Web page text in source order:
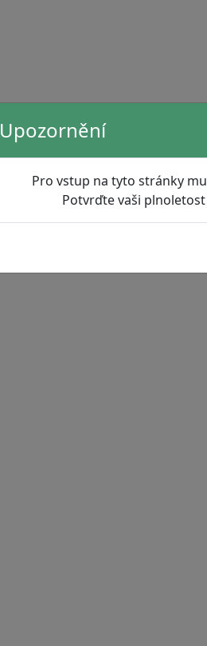
Upozornění
Pro vstup na tyto stránky
Potvrďte vaši